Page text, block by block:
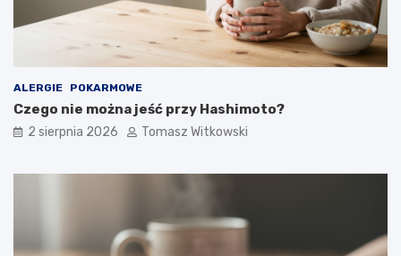
ALERGIE POKARMOWE
Czego nie można jeść przy Hashimoto?
2 sierpnia 2026 Tomasz Witkowski